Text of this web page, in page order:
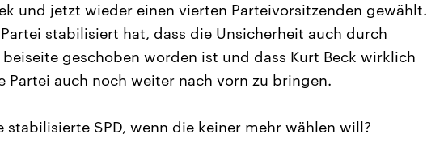
und jetzt wieder einen vierten Parteivorsitzenden gewählt.
stabilisiert hat, dass die Unsicherheit auch durch
geschoben worden ist und dass Kurt Beck wirklich
Partei auch noch weiter nach vorn zu bringen.
stabilisierte SPD, wenn die keiner mehr wählen will?